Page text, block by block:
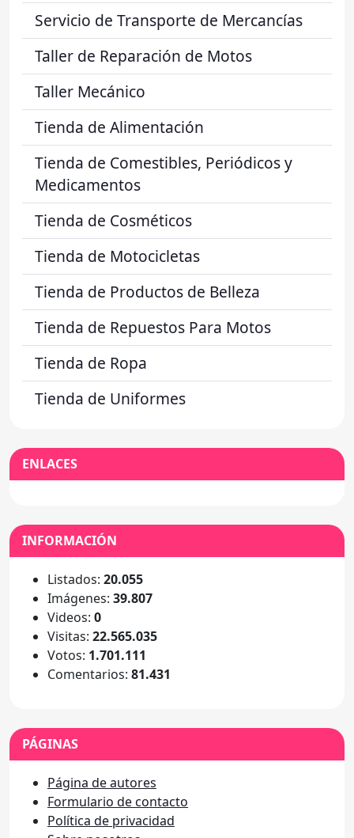
Servicio de Transporte de Mercancías
Taller de Reparación de Motos
Taller Mecánico
Tienda de Alimentación
Tienda de Comestibles, Periódicos y
Medicamentos
Tienda de Cosméticos
Tienda de Motocicletas
Tienda de Productos de Belleza
Tienda de Repuestos Para Motos
Tienda de Ropa
Tienda de Uniformes
ENLACES
INFORMACIÓN
Listados: 20.055
Imágenes: 39.807
Videos: 0
Visitas: 22.565.035
Votos: 1.701.111
Comentarios: 81.431
PÁGINAS
Página de autores
Formulario de contacto
Política de privacidad